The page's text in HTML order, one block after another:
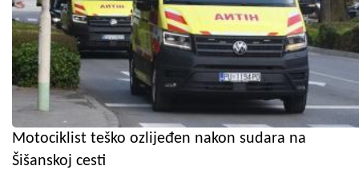
Motociklist teško ozlijeđen nakon sudara na
Šišanskoj cesti